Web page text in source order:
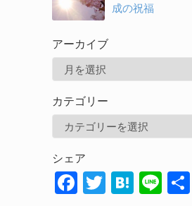
成の祝福
アーカイブ
カ
カテゴリー
ゴ
リ
シェア
F T H Li